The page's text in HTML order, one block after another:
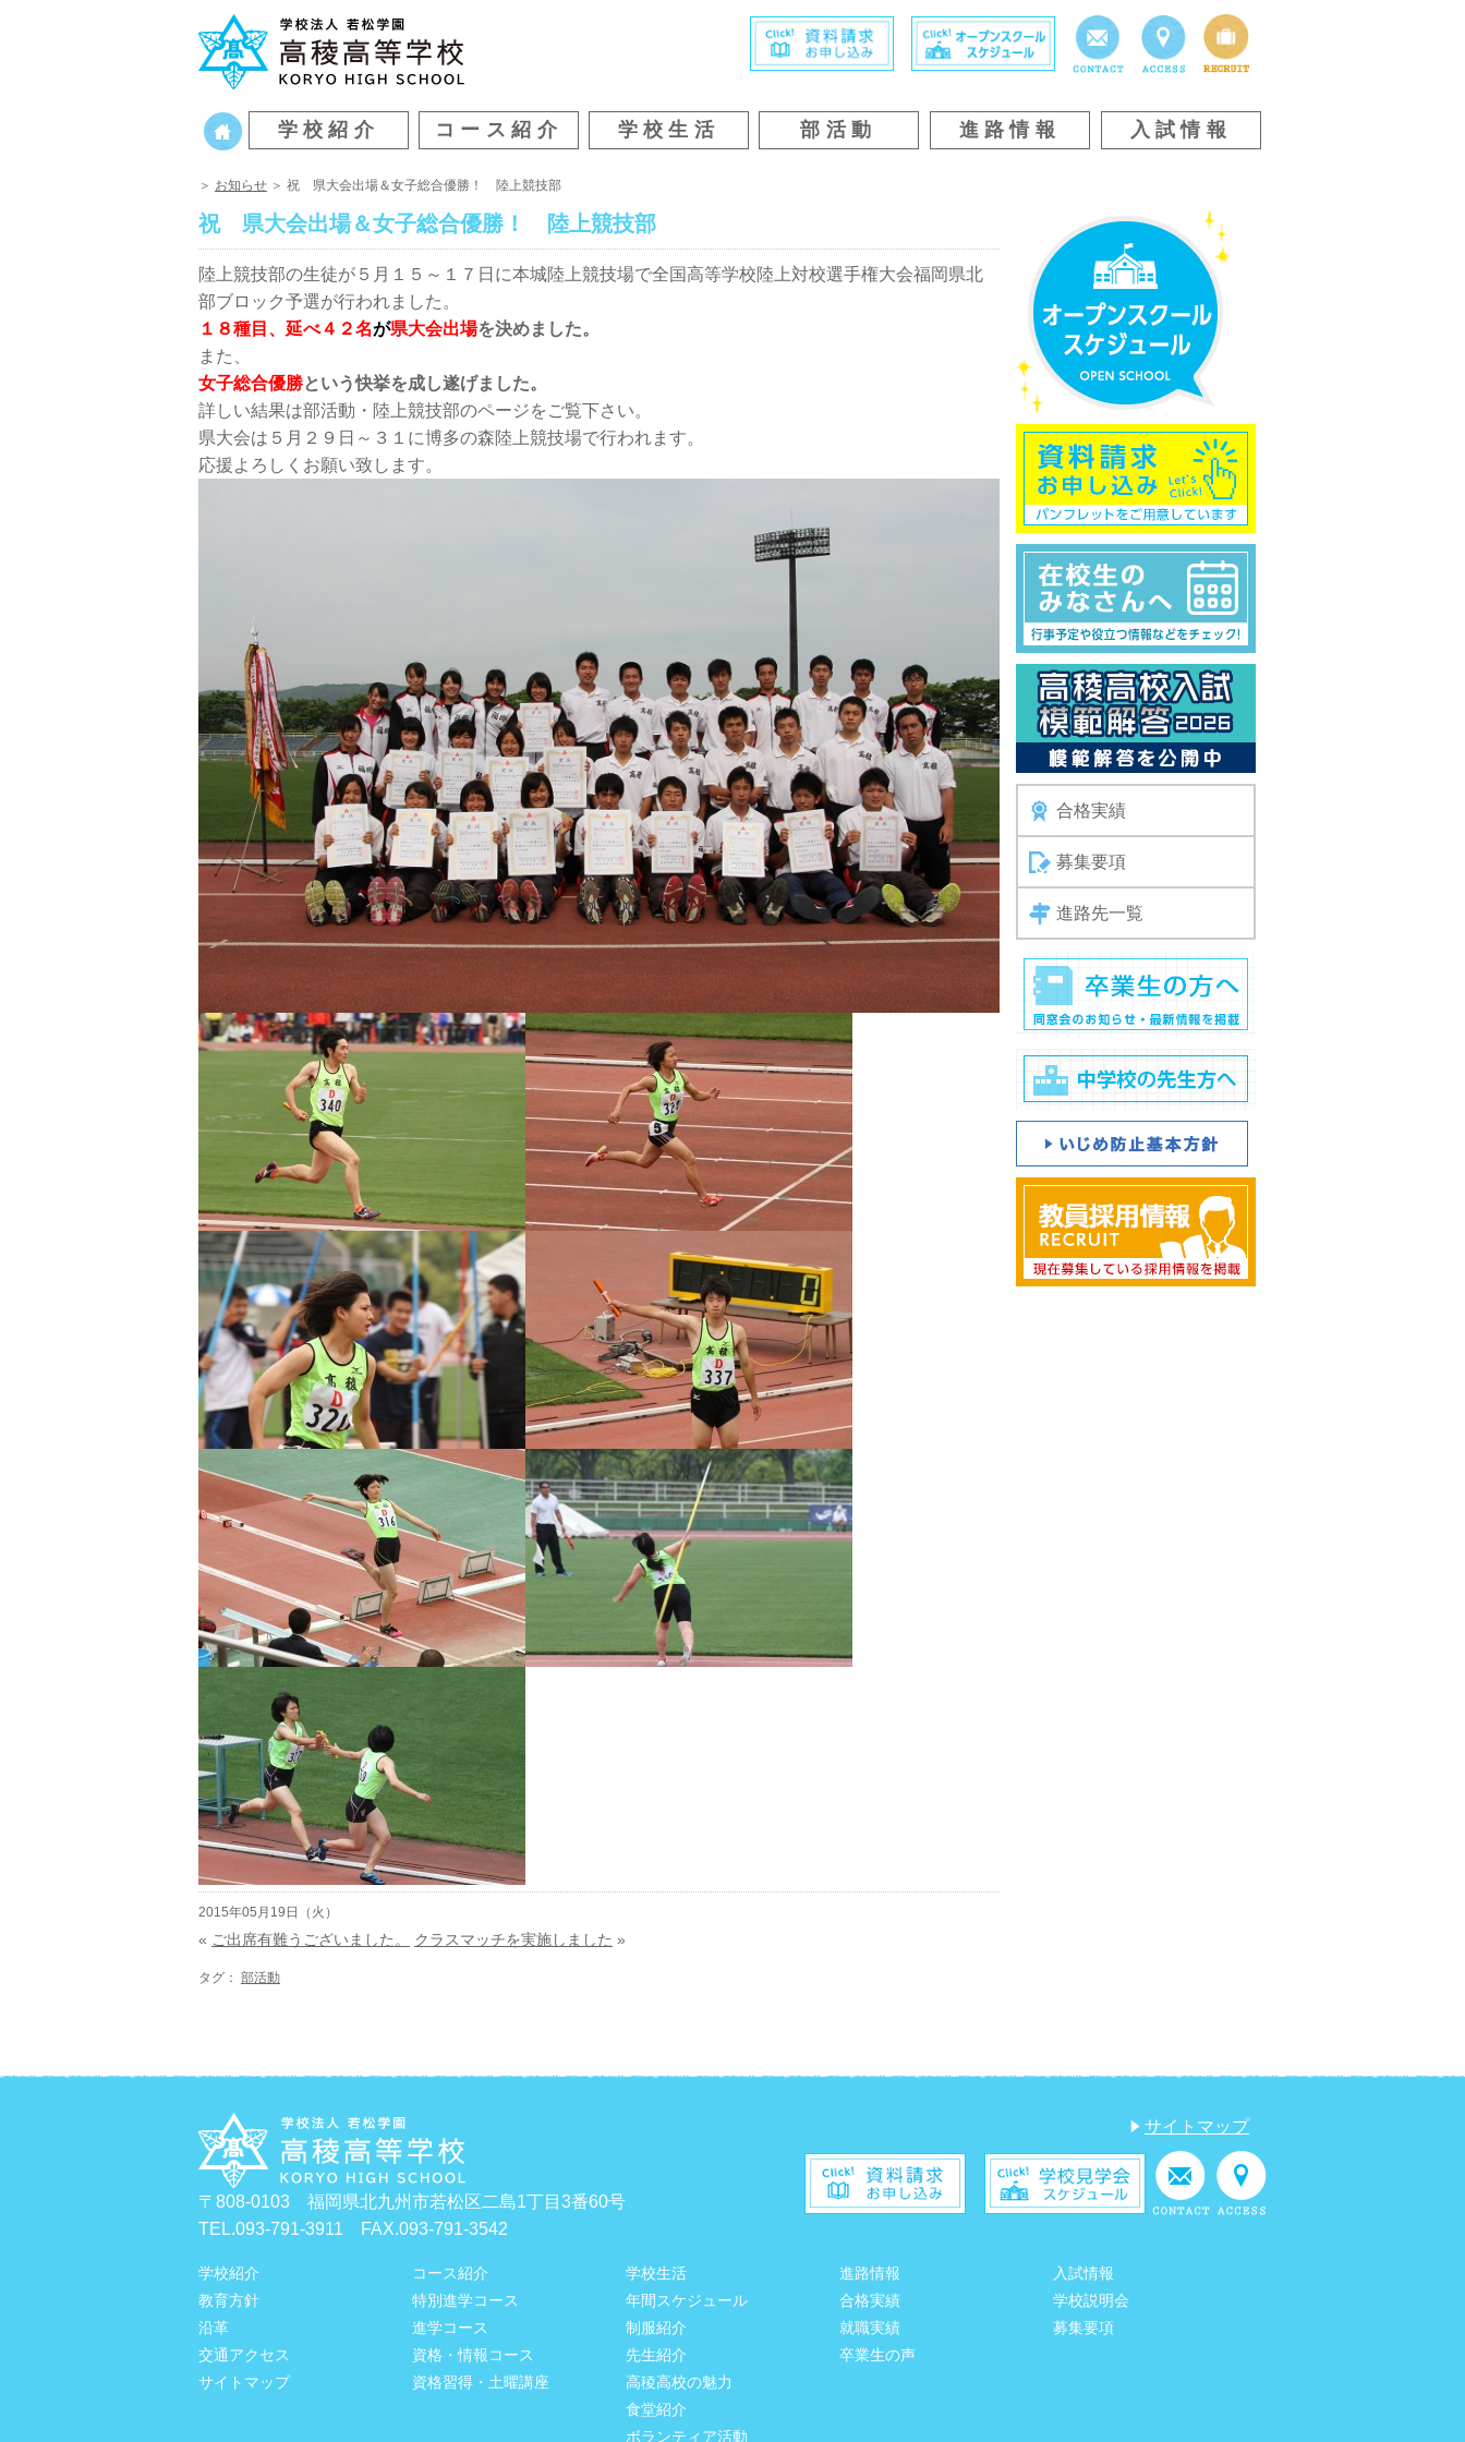
学校紹介 コース紹介 学校生活 部活動 進路情報 入試情報
＞ お知らせ ＞ 祝 県大会出場＆女子総合優勝！ 陸上競技部
祝 県大会出場＆女子総合優勝！ 陸上競技部
陸上競技部の生徒が５月１５～１７日に本城陸上競技場で全国高等学校陸上対校選手権大会福岡県北
部ブロック予選が行われました。
１８種目、延べ４２名が県大会出場を決めました。
また、
女子総合優勝という快挙を成し遂げました。
詳しい結果は部活動・陸上競技部のページをご覧下さい。
県大会は５月２９日～３１に博多の森陸上競技場で行われます。
応援よろしくお願い致します。
2015年05月19日（火）
« ご出席有難うございました。 クラスマッチを実施しました »
タグ： 部活動
合格実績
募集要項
進路先一覧
〒808-0103 福岡県北九州市若松区二島1丁目3番60号
TEL.093-791-3911 FAX.093-791-3542
サイトマップ
学校紹介
教育方針
沿革
交通アクセス
サイトマップ
コース紹介
特別進学コース
進学コース
資格・情報コース
資格習得・土曜講座
学校生活
年間スケジュール
制服紹介
先生紹介
高稜高校の魅力
食堂紹介
ボランティア活動
進路情報
合格実績
就職実績
卒業生の声
入試情報
学校説明会
募集要項